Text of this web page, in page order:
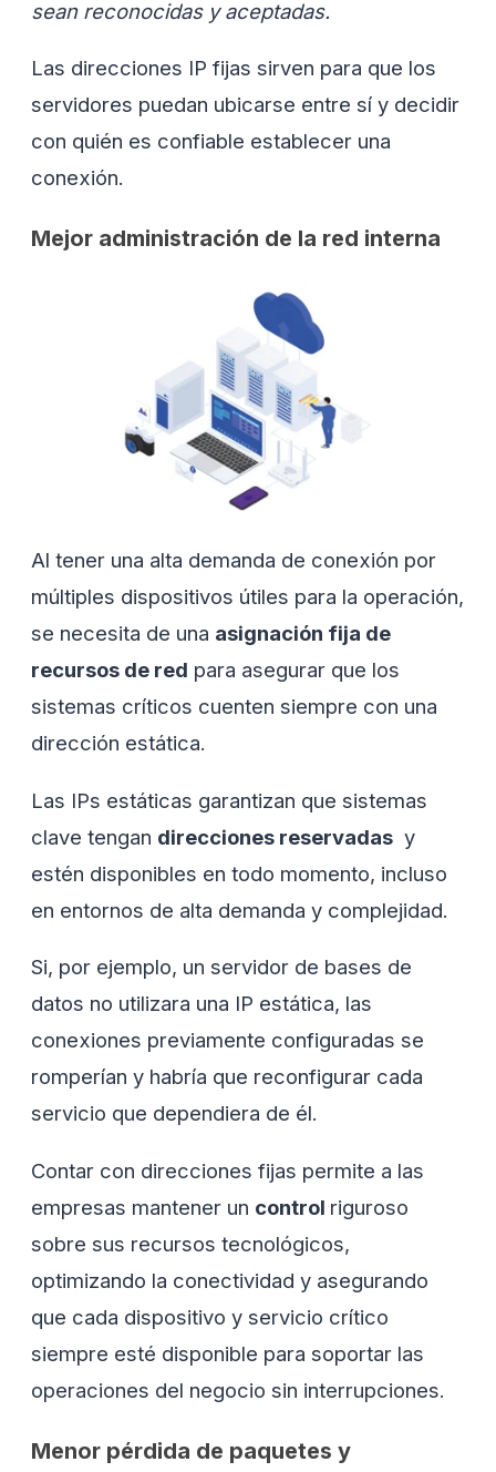
sean reconocidas y aceptadas.
Las direcciones IP fijas sirven para que los
servidores puedan ubicarse entre sí y decidir
con quién es confiable establecer una
conexión.
Mejor administración de la red interna
Al tener una alta demanda de conexión por
múltiples dispositivos útiles para la operación,
se necesita de una asignación fija de
recursos de red para asegurar que los
sistemas críticos cuenten siempre con una
dirección estática.
Las IPs estáticas garantizan que sistemas
clave tengan direcciones reservadas y
estén disponibles en todo momento, incluso
en entornos de alta demanda y complejidad.
Si, por ejemplo, un servidor de bases de
datos no utilizara una IP estática, las
conexiones previamente configuradas se
romperían y habría que reconfigurar cada
servicio que dependiera de él.
Contar con direcciones fijas permite a las
empresas mantener un control riguroso
sobre sus recursos tecnológicos,
optimizando la conectividad y asegurando
que cada dispositivo y servicio crítico
siempre esté disponible para soportar las
operaciones del negocio sin interrupciones.
Menor pérdida de paquetes y